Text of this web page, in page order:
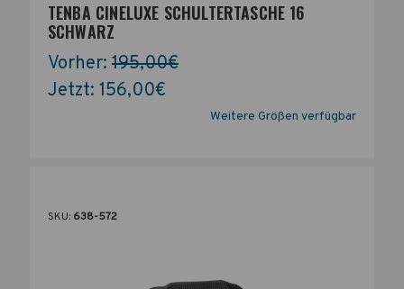
TENBA CINELUXE SCHULTERTASCHE 16
SCHWARZ
Vorher: 195,00€
Jetzt: 156,00€
Weitere Größen verfügbar
SKU: 638-572